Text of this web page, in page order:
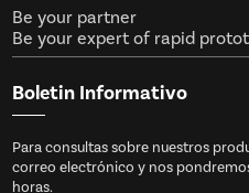
Be your partner
Be your expert of rapid
Boletin Informativo
Para consultas sobre nuestros
correo electrónico y nos
horas.